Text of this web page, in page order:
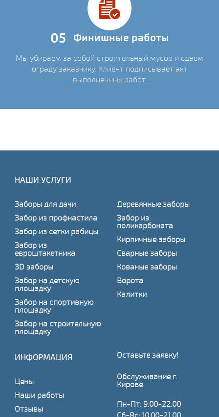
05 Финишные работы
Мы убираем за собой строительный мусор и сдаем
ограду заказчику. Клиент подписывает акт
выполненных работ.
НАШИ УСЛУГИ
Заборы для дачи
Забор из профнастила
Забор из сетки рабицы
Забор из
евроштакетника
3D заборы
Забор на детскую
площадку
Забор на спортивную
площадку
Забор на строительную
площадку
Деревянные заборы
Забор из
поликарбоната
Кирпичные заборы
Сварные заборы
Кованые заборы
Ворота
Калитки
ИНФОРМАЦИЯ
Цены
Наши работы
Отзывы
Оставьте заявку!
Обслуживание г.
Кирове
Пн-Пт: 9.00-22.00